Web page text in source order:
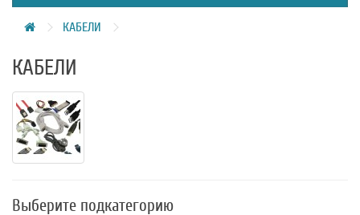
КАБЕЛИ
КАБЕЛИ
Выберите подкатегорию